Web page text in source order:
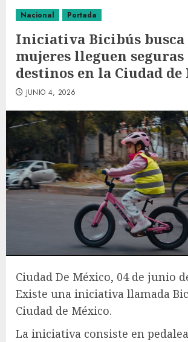
Nacional Portada
Iniciativa Bicibús busca
mujeres lleguen seguras
destinos en la Ciudad de
JUNIO 4, 2026
Ciudad De México, 04 de junio
Existe una iniciativa llamada
Ciudad de México.
La iniciativa consiste en